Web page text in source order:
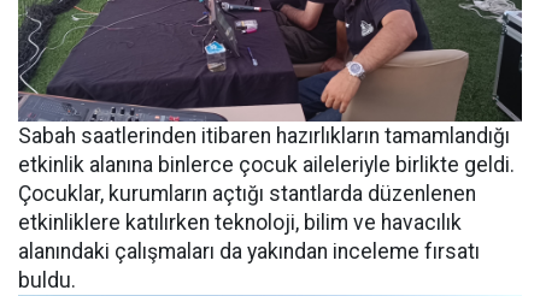
Sabah saatlerinden itibaren hazırlıkların tamamlandığı
etkinlik alanına binlerce çocuk aileleriyle birlikte geldi.
Çocuklar, kurumların açtığı stantlarda düzenlenen
etkinliklere katılırken teknoloji, bilim ve havacılık
alanındaki çalışmaları da yakından inceleme fırsatı
buldu.